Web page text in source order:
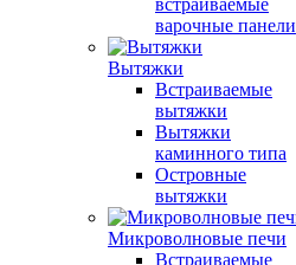
встраиваемые
варочные панели
Вытяжки
Встраиваемые
вытяжки
Вытяжки
каминного типа
Островные
вытяжки
Микроволновые печи
Встраиваемые